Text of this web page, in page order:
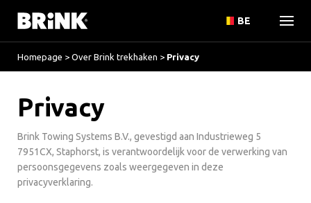
BE
Homepage > Over Brink trekhaken > Privacy
Privacy
Brink Towing Systems B.V., gevestigd aan Industrieweg 5
7951CX, Staphorst, is verantwoordelijk voor de verwerking van
persoonsgegevens zoals weergegeven in deze
privacyverklaring.